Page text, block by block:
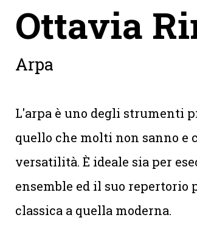
Ottavia
Arpa
L'arpa è uno degli strumenti
quello che molti non sanno e
versatilità. È ideale sia per
ensemble ed il suo repertorio
classica a quella moderna.